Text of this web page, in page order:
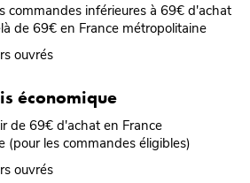
commandes inférieures à 69€ d'achat
de 69€ en France métropolitaine
ouvrés
économique
de 69€ d'achat en France
(pour les commandes éligibles)
ouvrés